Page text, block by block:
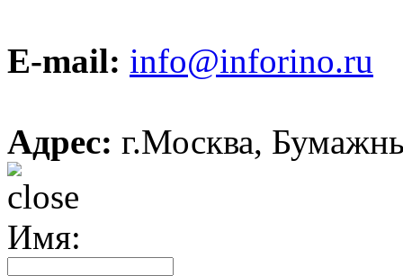
E-mail: info@inforino.ru
Адрес: г.Москва,
Имя: